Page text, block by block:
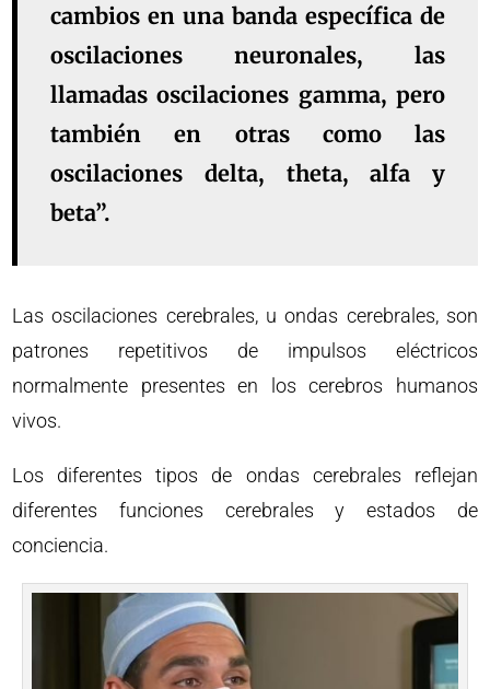
cambios en una banda específica de
oscilaciones neuronales, las
llamadas oscilaciones gamma, pero
también en otras como las
oscilaciones delta, theta, alfa y
beta”.
Las oscilaciones cerebrales, u ondas cerebrales, son
patrones repetitivos de impulsos eléctricos
normalmente presentes en los cerebros humanos
vivos.
Los diferentes tipos de ondas cerebrales reflejan
diferentes funciones cerebrales y estados de
conciencia.